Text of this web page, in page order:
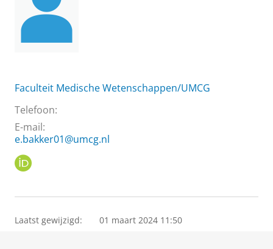
Faculteit Medische Wetenschappen/UMCG
Telefoon:
E-mail:
e.bakker01@umcg.nl
I
Laatst gewijzigd: 01 maart 2024 11:50